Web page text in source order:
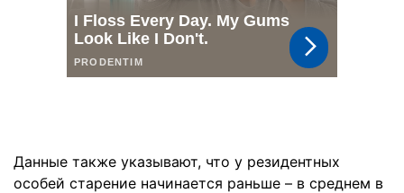
Данные также указывают, что у резидентных
особей старение начинается раньше – в среднем в